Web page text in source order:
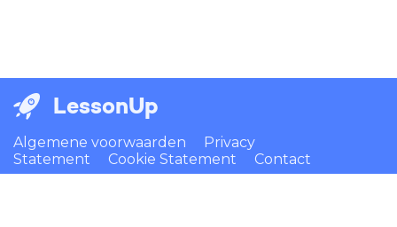
LessonUp
Algemene voorwaarden
Privacy
Statement
Cookie Statement Contact